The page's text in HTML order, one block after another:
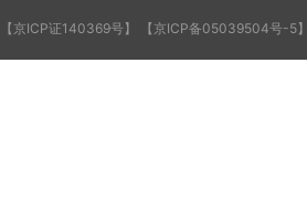
【京ICP证140369号】 【京ICP备05039504号-5】